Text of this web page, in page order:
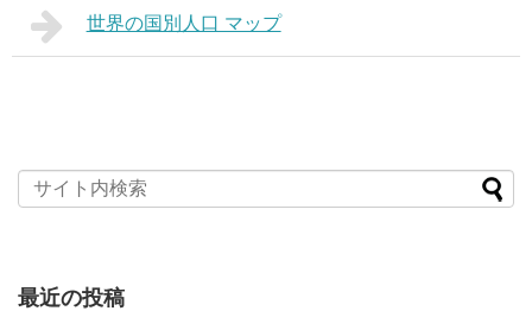
世界の国別人口 マップ
最近の投稿